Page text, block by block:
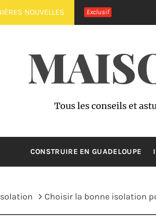
NOUVELLES Exclusif
Tous les conseils et
CONSTRUIRE EN GUADELOUPE
Choisir la bonne isolation